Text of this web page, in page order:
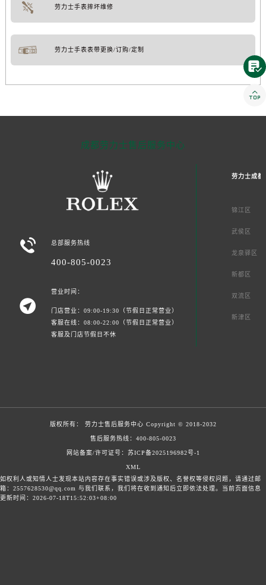
劳力士手表摔坏维修
劳力士手表表带更换/订购/定制
成都劳力士售后服务中心
 总部服务热线
400-805-0023

营业时间：
门店营业：09:00-19:30（节假日正常营业）
客服在线：08:00-22:00（节假日正常营业）
客服及门店节假日不休
劳力士成都
锦江区
武侯区
龙泉驿区
新都区
双流区
新津区
版权所有： 劳力士售后服务中心 Copyright © 2018-2032
售后服务热线： 400-805-0023
网站备案/许可证号：苏ICP备2025196982号-1
XML
如权利人或知情人士发现本站内容存在事实错误或涉及版权、名誉权等侵权问题，请通过邮
箱：2557628530@qq.com 与我们联系，我们将在收到通知后立即依法处理。当前页面信息
更新时间：2026-07-18T15:52:03+08:00

